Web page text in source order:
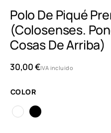
Polo De Piqué
(Colosenses.
Cosas De Arriba)
30,00€IVA incluido
COLOR